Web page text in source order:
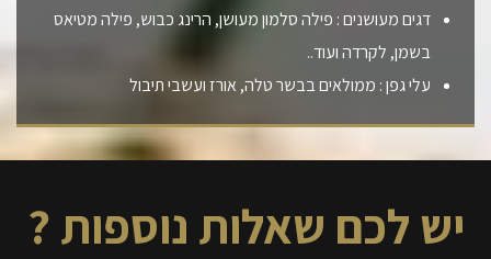
דגים מעושנים : פילה סלמון מעושן, הרינג כבוש, פילה מטיאס
בשמן, לקרדה ועוד..
עלי גפן : ממולאים בבשר טלה, אורז ועשבי תיבול
יש לכם שאלות נוספות ?